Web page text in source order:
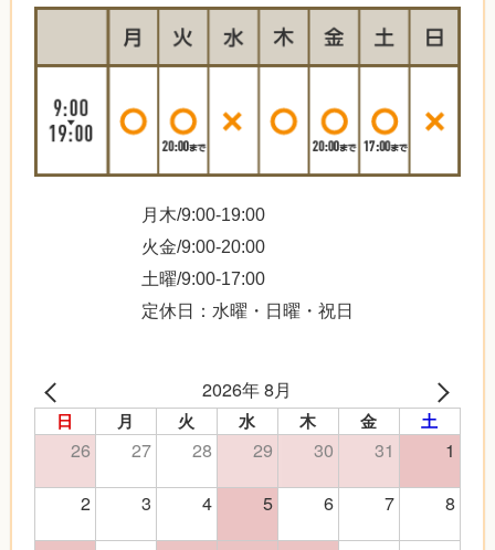
月木/9:00-19:00
火金/9:00-20:00
土曜/9:00-17:00
定休日：水曜・日曜・祝日
2026年 8月
日 月 火 水 木 金 土
26 27 28 29 30 31
1
2
3 4 5 6 7
8